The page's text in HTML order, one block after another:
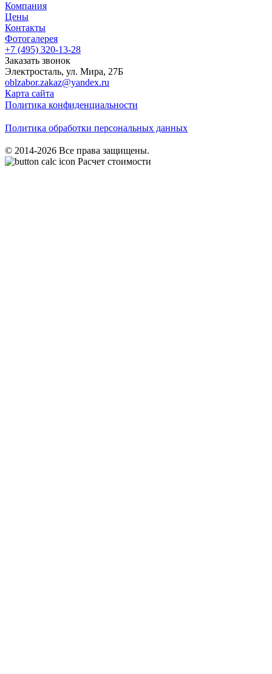
Компания
Цены
Контакты
Фотогалерея
+7 (495) 320-13-28
Заказать звонок
Электросталь, ул. Мира, 27Б
oblzabor.zakaz@yandex.ru
Карта сайта
Политика конфиденциальности
Политика обработки персональных данных
© 2014-2026 Все права защищены.
Расчет стоимости